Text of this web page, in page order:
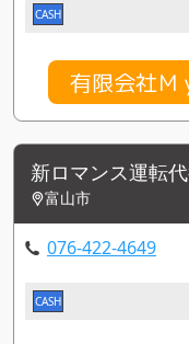
CASH
有限会社Ｍ
新ロマンス運転
富山市
076-422-4649
CASH